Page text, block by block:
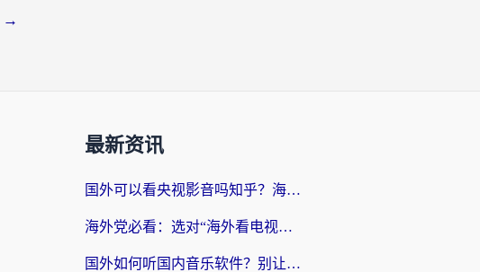
→
最新资讯
国外可以看央视影音吗知乎？海外党亲测有效的回国加速方案
海外党必看：选对“海外看电视剧软件”，再也不用愁国内剧刷不了
国外如何听国内音乐软件？别让地域限制，断了你的中文歌单